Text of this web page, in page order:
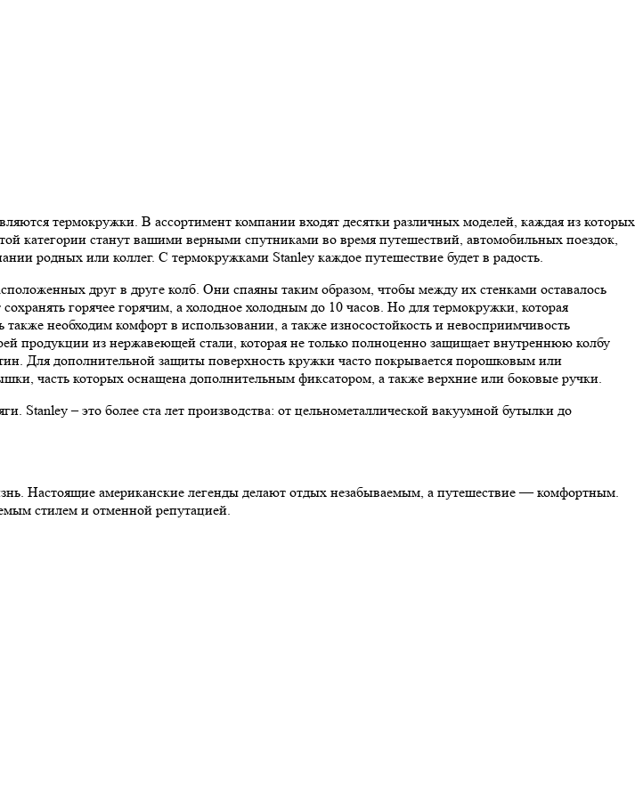
термокружки. В ассортимент компании входят десятки различных моделей, каждая из которых
категории станут вашими верными спутниками во время путешествий, автомобильных поездок,
родных или коллег. С термокружками Stanley каждое путешествие будет в радость.
друг в друге колб. Они спаяны таким образом, чтобы между их стенками оставалось
горячее горячим, а холодное холодным до 10 часов. Но для термокружки, которая
необходим комфорт в использовании, а также износостойкость и невосприимчивость
продукции из нержавеющей стали, которая не только полноценно защищает внутреннюю колбу
Для дополнительной защиты поверхность кружки часто покрывается порошковым или
часть которых оснащена дополнительным фиксатором, а также верхние или боковые ручки.
Stanley – это более ста лет производства: от цельнометаллической вакуумной бутылки до
Настоящие американские легенды делают отдых незабываемым, а путешествие — комфортным.
стилем и отменной репутацией.